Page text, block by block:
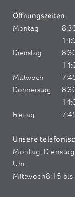
Montag
Donnerstag
Montag,
Uhr
Mittwoch